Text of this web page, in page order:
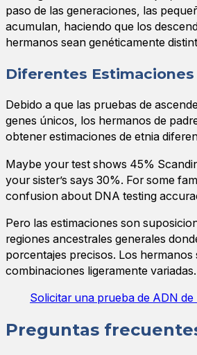
paso de las generaciones, las
acumulan, haciendo que los
hermanos sean genéticamente
Diferentes
Debido a que las pruebas de
genes únicos, los hermanos de
obtener estimaciones de etnia
Maybe your test shows 45%
your sister’s says 30%. For some
confusion about DNA testing
Pero las estimaciones son
regiones ancestrales generales
porcentajes precisos. Los
combinaciones ligeramente variadas.
Solicitar una prueba de ADN
Preguntas